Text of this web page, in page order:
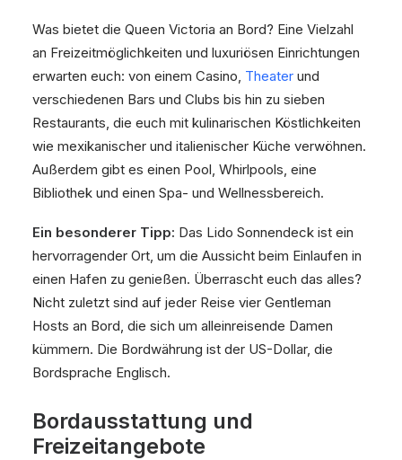
Was bietet die Queen Victoria an Bord? Eine Vielzahl
an Freizeitmöglichkeiten und luxuriösen Einrichtungen
erwarten euch: von einem Casino, Theater und
verschiedenen Bars und Clubs bis hin zu sieben
Restaurants, die euch mit kulinarischen Köstlichkeiten
wie mexikanischer und italienischer Küche verwöhnen.
Außerdem gibt es einen Pool, Whirlpools, eine
Bibliothek und einen Spa- und Wellnessbereich.
Ein besonderer Tipp: Das Lido Sonnendeck ist ein
hervorragender Ort, um die Aussicht beim Einlaufen in
einen Hafen zu genießen. Überrascht euch das alles?
Nicht zuletzt sind auf jeder Reise vier Gentleman
Hosts an Bord, die sich um alleinreisende Damen
kümmern. Die Bordwährung ist der US-Dollar, die
Bordsprache Englisch.
Bordausstattung und
Freizeitangebote